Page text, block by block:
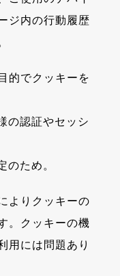
ジ内の行動履歴
的でクッキーを
の認証やセッシ
のため。
よりクッキーの
。クッキーの機
用には問題あり